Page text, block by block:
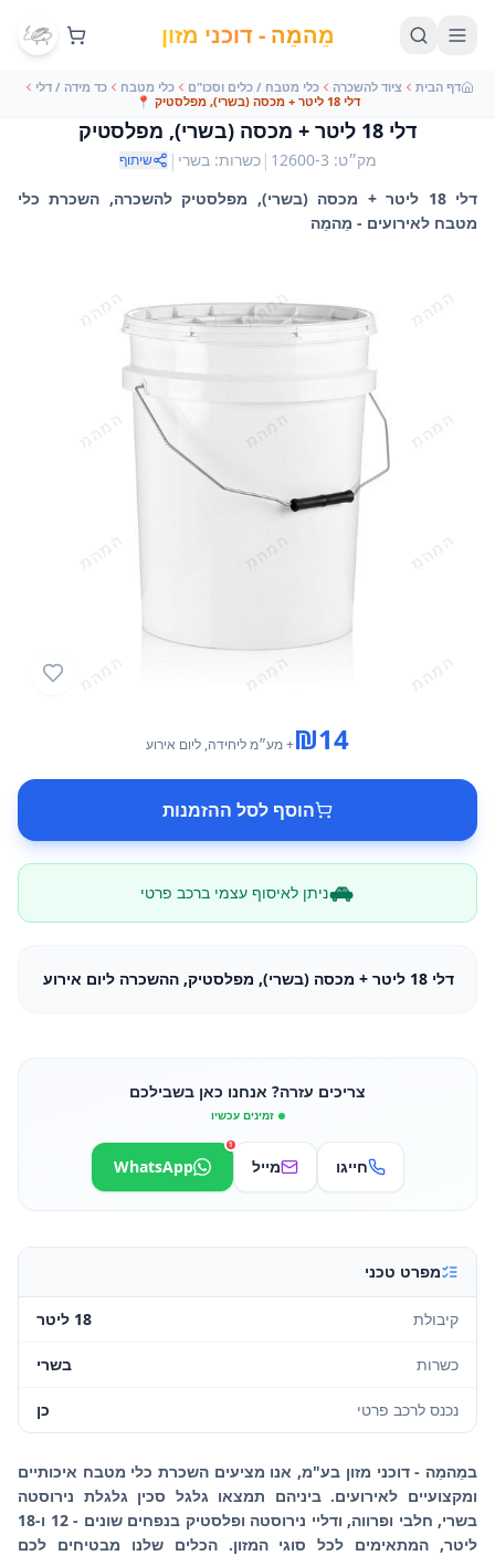
מֵהמֵה - דוכני מזון
דף הבית ציוד להשכרה כלי מטבח / כלים וסכו"ם כלי מטבח
כד מידה / דלי
דלי 18 ליטר + מכסה (בשרי), מפלסטיק
📍
דלי 18 ליטר + מכסה (בשרי), מפלסטיק
מק״ט:
12600-3
|כשרות:בשרי | שיתוף
דלי 18 ליטר + מכסה (בשרי), מפלסטיק להשכרה, השכרת כלי
מטבח לאירועים - מֵהמֵה
₪14 + מע״מליחידה, ליום אירוע
הוסף לסל ההזמנות
ניתן לאיסוף עצמי ברכב פרטי
דלי 18 ליטר + מכסה (בשרי), מפלסטיק, ההשכרה ליום אירוע
צריכים עזרה? אנחנו כאן בשבילכם
זמינים עכשיו
חייגו מייל WhatsApp
1
מפרט טכני
קיבולת 18 ליטר
כשרות בשרי
נכנס לרכב פרטי כן
במֵהמֵה - דוכני מזון בע"מ, אנו מציעים השכרת כלי מטבח איכותיים
ומקצועיים לאירועים. ביניהם תמצאו גלגל סכין גלגלת נירוסטה
בשרי, חלבי ופרווה, ודליי נירוסטה ופלסטיק בנפחים שונים - 12 ו-18
ליטר, המתאימים לכל סוגי המזון. הכלים שלנו מבטיחים לכם